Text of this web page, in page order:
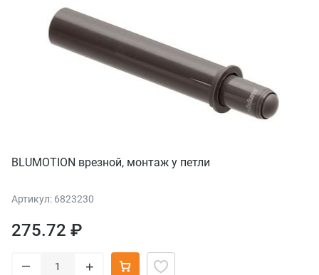
BLUMOTION врезной, монтаж у петли
Артикул: 6823230
275.72 ₽
– +